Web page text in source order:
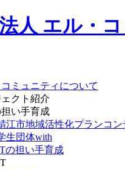
ミュニティについて
クト紹介
い手育成
江市地域活性化プランコン
生団体with
の担い手育成